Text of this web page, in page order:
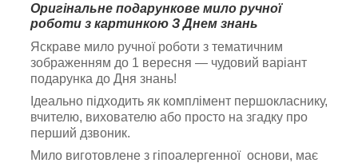
Оригінальне подарункове мило ручної
роботи з картинкою З Днем знань
Яскраве мило ручної роботи з тематичним
зображенням до 1 вересня — чудовий варіант
подарунка до Дня знань!
Ідеально підходить як комплімент першокласнику,
вчителю, вихователю або просто на згадку про
перший дзвоник.
Мило виготовлене з гіпоалергенної основи, має